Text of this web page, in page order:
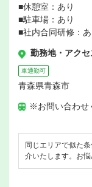
■休憩室：あり
■駐車場：あり
■社内合同研修：あ
勤務地・アクセ
車通勤可
青森県青森市
※お問い合わせ
同じエリアで似た
介いたします。お